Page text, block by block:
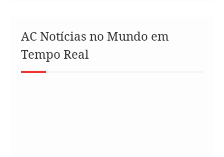
AC Notícias no Mundo em
Tempo Real